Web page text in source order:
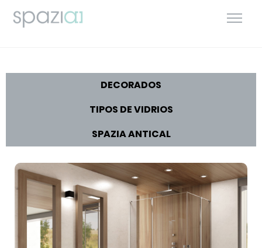
DECORADOS
TIPOS DE VIDRIOS
SPAZIA ANTICAL